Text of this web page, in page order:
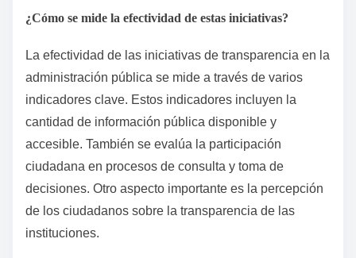
¿Cómo se mide la efectividad de estas iniciativas?
La efectividad de las iniciativas de transparencia en la
administración pública se mide a través de varios
indicadores clave. Estos indicadores incluyen la
cantidad de información pública disponible y
accesible. También se evalúa la participación
ciudadana en procesos de consulta y toma de
decisiones. Otro aspecto importante es la percepción
de los ciudadanos sobre la transparencia de las
instituciones.